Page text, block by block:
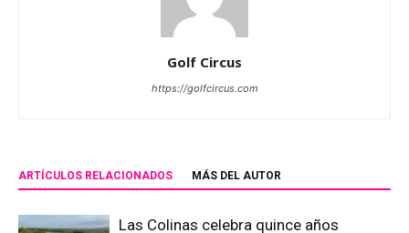
Golf Circus
https://golfcircus.com
ARTÍCULOS RELACIONADOS MÁS DEL AUTOR
Las Colinas celebra quince años